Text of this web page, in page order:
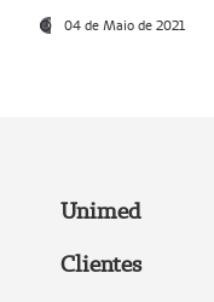
04 de Maio de 2021
Unimed
Clientes